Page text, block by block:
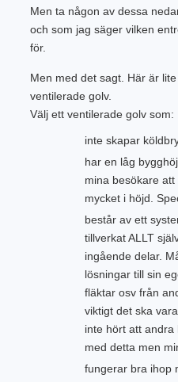
Men ta någon av dessa
och som jag säger vilken
för.
Men med det sagt. Här är
ventilerade golv.
Välj ett ventilerade golv som:
inte skapar
har en låg
mina besökare
mycket i höjd.
består av ett
tillverkat ALLT
ingående delar.
lösningar till sin
fläktar osv från
viktigt det ska
inte hört att andra
med detta men
fungerar bra ihop